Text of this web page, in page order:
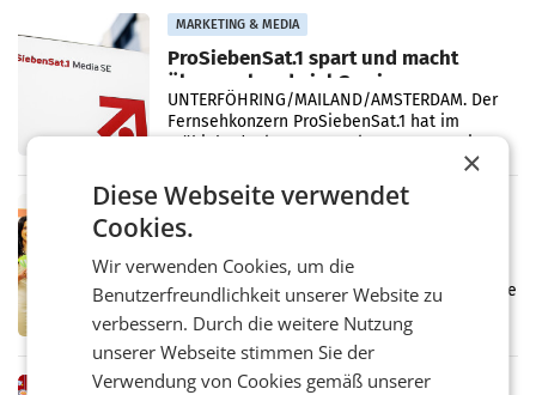
Vergleichszeitraum
MARKETING & MEDIA
ProSiebenSat.1 spart und macht
überraschend viel Gewinn
UNTERFÖHRING/MAILAND/AMSTERDAM. Der
Fernsehkonzern ProSiebenSat.1 hat im
Frühjahr dank Kostensenkungen operativ
Markterwartung deutlich übertroffen.
RETAIL
Eine Bühne für Zirkularität: ARA und
Müller informieren am POS über
Kreislauffähigkeit
Über den gesamten August hinweg rücken die
Altstoff Recycling Austria AG (ARA) und der
Handelskonzern Müller die Initiative
„Kreislauf-Helden“ in allen österreichischen
Müller-Filialen
RETAIL
×
Diese Webseite verwendet
Cookies.
Wir verwenden Cookies, um die
Benutzerfreundlichkeit unserer Website zu
verbessern. Durch die weitere Nutzung
unserer Webseite stimmen Sie der
Verwendung von Cookies gemäß unserer